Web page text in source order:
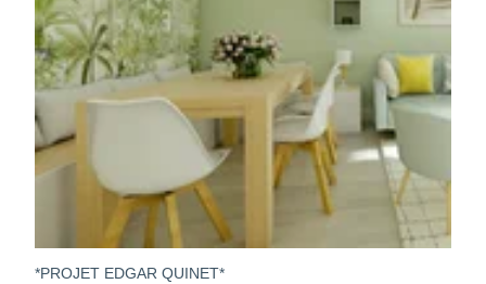
*PROJET EDGAR QUINET*